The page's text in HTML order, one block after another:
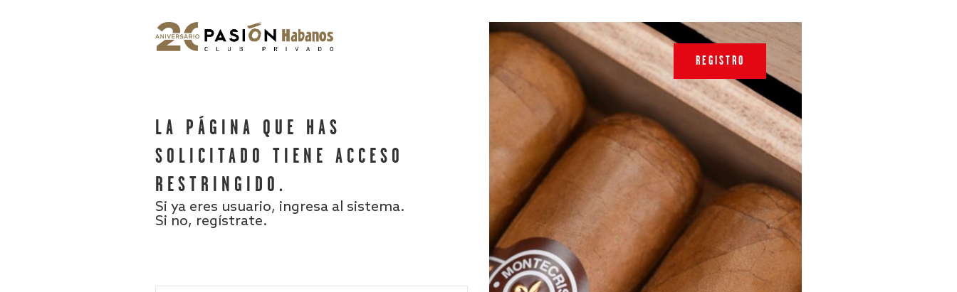
LA PÁGINA QUE HAS
SOLICITADO TIENE ACCESO
RESTRINGIDO.
Si ya eres usuario, ingresa al sistema.
Si no, regístrate.
REGISTRO